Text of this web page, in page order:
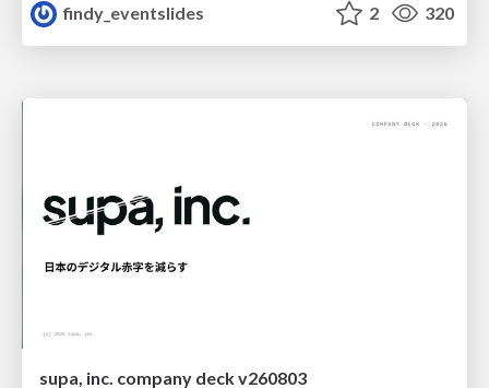
findy_eventslides
2 320
supa, inc. company deck v260803